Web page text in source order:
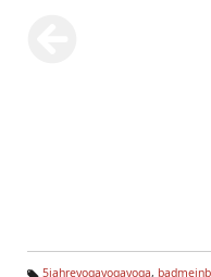
5jahreyogayogayoga,